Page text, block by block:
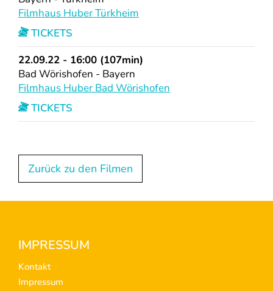
Filmhaus Huber Türkheim
TICKETS
22.09.22 - 16:00 (107min)
Bad Wörishofen - Bayern
Filmhaus Huber Bad Wörishofen
TICKETS
Zurück zu den Filmen
Footer
IMPRESSUM
Kontakt
Impressum